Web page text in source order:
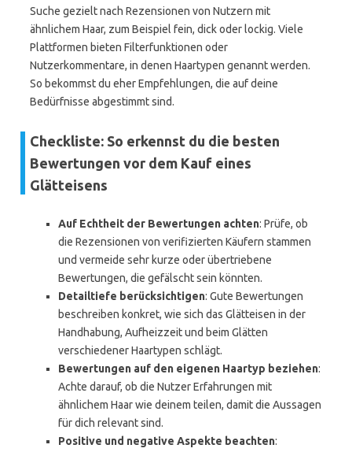
Suche gezielt nach Rezensionen von Nutzern mit
ähnlichem Haar, zum Beispiel fein, dick oder lockig. Viele
Plattformen bieten Filterfunktionen oder
Nutzerkommentare, in denen Haartypen genannt werden.
So bekommst du eher Empfehlungen, die auf deine
Bedürfnisse abgestimmt sind.
Checkliste: So erkennst du die besten
Bewertungen vor dem Kauf eines
Glätteisens
Auf Echtheit der Bewertungen achten: Prüfe, ob
die Rezensionen von verifizierten Käufern stammen
und vermeide sehr kurze oder übertriebene
Bewertungen, die gefälscht sein könnten.
Detailtiefe berücksichtigen: Gute Bewertungen
beschreiben konkret, wie sich das Glätteisen in der
Handhabung, Aufheizzeit und beim Glätten
verschiedener Haartypen schlägt.
Bewertungen auf den eigenen Haartyp beziehen:
Achte darauf, ob die Nutzer Erfahrungen mit
ähnlichem Haar wie deinem teilen, damit die Aussagen
für dich relevant sind.
Positive und negative Aspekte beachten: